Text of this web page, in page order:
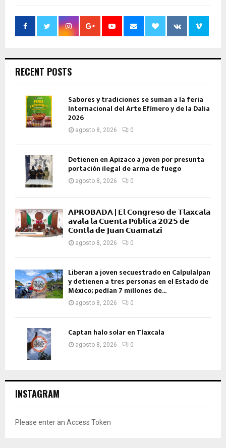
RECENT POSTS
Sabores y tradiciones se suman a la feria
Internacional del Arte Efímero y de la Dalia
2026
agosto 8, 2026 0
Detienen en Apizaco a joven por presunta
portación ilegal de arma de fuego
agosto 8, 2026 0
𝗔𝗣𝗥𝗢𝗕𝗔𝗗𝗔 | 𝗘𝗹 𝗖𝗼𝗻𝗴𝗿𝗲𝘀𝗼 𝗱𝗲 𝗧𝗹𝗮𝘅𝗰𝗮𝗹𝗮
𝗮𝘃𝗮𝗹𝗮 𝗹𝗮 𝗖𝘂𝗲𝗻𝘁𝗮 𝗣ú𝗯𝗹𝗶𝗰𝗮 𝟮𝟬𝟮𝟱 𝗱𝗲
𝗖𝗼𝗻𝘁𝗹𝗮 𝗱𝗲 𝗝𝘂𝗮𝗻 𝗖𝘂𝗮𝗺𝗮𝘁𝘇𝗶
agosto 8, 2026 0
Liberan a joven secuestrado en Calpulalpan
y detienen a tres personas en el Estado de
México; pedían 7 millones de...
agosto 8, 2026 0
Captan halo solar en Tlaxcala
agosto 8, 2026 0
INSTAGRAM
Please enter an Access Token